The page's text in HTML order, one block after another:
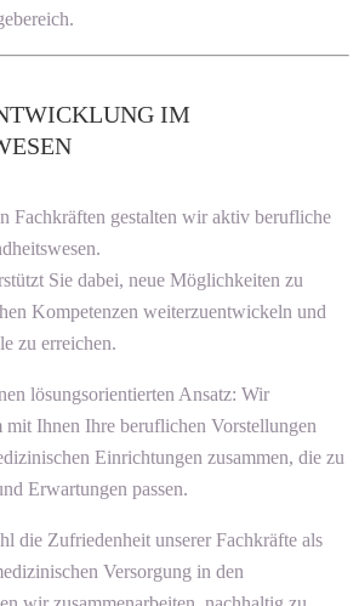
IM
Fachkräften gestalten wir aktiv berufliche
Sie dabei, neue Möglichkeiten zu
Kompetenzen weiterzuentwickeln und
zu erreichen.
lösungsorientierten Ansatz: Wir
mit Ihnen Ihre beruflichen Vorstellungen
Einrichtungen zusammen, die zu
Erwartungen passen.
die Zufriedenheit unserer Fachkräfte als
Versorgung in den